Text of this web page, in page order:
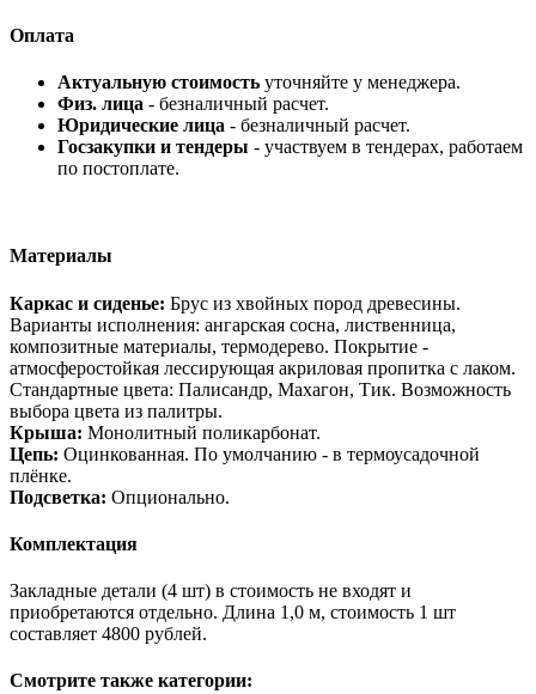
Оплата
Актуальную стоимость уточняйте у менеджера.
Физ. лица - безналичный расчет.
Юридические лица - безналичный расчет.
Госзакупки и тендеры - участвуем в тендерах, работаем
по постоплате.
Материалы
Каркас и сиденье: Брус из хвойных пород древесины.
Варианты исполнения: ангарская сосна, лиственница,
композитные материалы, термодерево. Покрытие -
атмосферостойкая лессирующая акриловая пропитка с лаком.
Стандартные цвета: Палисандр, Махагон, Тик. Возможность
выбора цвета из палитры.
Крыша: Монолитный поликарбонат.
Цепь: Оцинкованная. По умолчанию - в термоусадочной
плёнке.
Подсветка: Опционально.
Комплектация
Закладные детали (4 шт) в стоимость не входят и
приобретаются отдельно. Длина 1,0 м, стоимость 1 шт
составляет 4800 рублей.
Смотрите также категории: